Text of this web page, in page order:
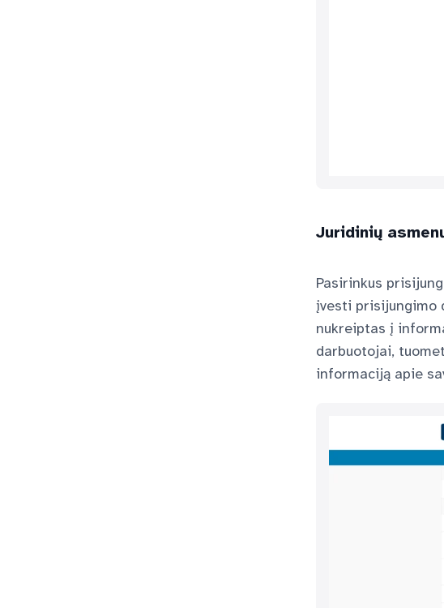
Juridinių
Pasirinkus
įvesti prisijungimo
nukreiptas į
darbuotojai,
informaciją apie